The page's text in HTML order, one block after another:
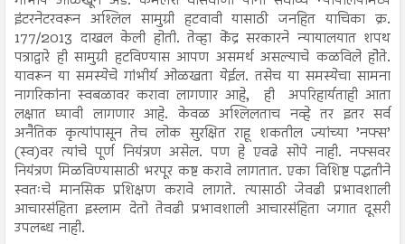
इंटरनेटरवरून अश्लिल सामुग्री हटवावी यासाठी जनहित याचिका क्र.
177/2013 दाखल केली होती. तेव्हा केंद्र सरकारने न्यायालयात शपथ
पत्राद्वारे ही सामुग्री हटविण्यास आपण असमर्थ असल्याचे कळविले होेते.
यावरून या समस्येचे गांभीर्य ओळखता येईल. तसेच या समस्येचा सामना
नागरिकांना स्वबळावर करावा लागणार आहे, ही अपरिहार्यताही आता
लक्षात घ्यावी लागणार आहे. केवळ अश्लिलताच नव्हे तर इतर सर्व
अनैतिक कृत्यांपासून तेच लोक सुरक्षित राहू शकतील ज्यांच्या ’नफ्स’
(स्व)वर त्यांचे पूर्ण नियंत्रण असेल. पण हे एवढे सोपे नाही. नफ्सवर
नियंत्रण मिळविण्यासाठी भरपूर कष्ट करावे लागतात. एका विशिष्ट पद्धतीने
स्वतःचे मानसिक प्रशिक्षण करावे लागते. त्यासाठी जेवढी प्रभावशाली
आचारसंहिता इस्लाम देतो तेवढी प्रभावशाली आचारसंहिता जगात दूसरी
उपलब्ध नाही.